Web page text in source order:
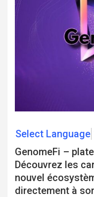
Select Language
GenomeFi –
Découvrez les
nouvel
directement à